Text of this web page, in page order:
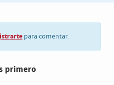
para comentar.
primero